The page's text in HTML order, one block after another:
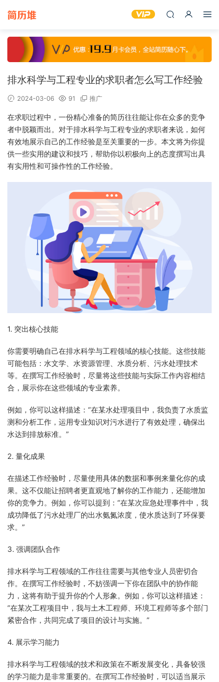
排水科学与工程专业的求职者怎么写工作经验
2024-03-06 91 推广
在求职过程中，一份精心准备的简历往往能让你在众多的竞争
者中脱颖而出。对于排水科学与工程专业的求职者来说，如何
有效地展示自己的工作经验是至关重要的一步。本文将为你提
供一些实用的建议和技巧，帮助你以积极向上的态度撰写出具
有实用性和可操作性的工作经验。
1. 突出核心技能
你需要明确自己在排水科学与工程领域的核心技能。这些技能
可能包括：水文学、水资源管理、水质分析、污水处理技术
等。在撰写工作经验时，尽量将这些技能与实际工作内容相结
合，展示你在这些领域的专业素养。
例如，你可以这样描述：“在某水处理项目中，我负责了水质监
测和分析工作，运用专业知识对污水进行了有效处理，确保出
水达到排放标准。”
2. 量化成果
在描述工作经验时，尽量使用具体的数据和事例来量化你的成
果。这不仅能让招聘者更直观地了解你的工作能力，还能增加
你的竞争力。例如，你可以提到：“在某次应急处理事件中，我
成功降低了污水处理厂的出水氨氮浓度，使水质达到了环保要
求。”
3. 强调团队合作
排水科学与工程领域的工作往往需要与其他专业人员密切合
作。在撰写工作经验时，不妨强调一下你在团队中的协作能
力，这将有助于提升你的个人形象。例如，你可以这样描述：
“在某次工程项目中，我与土木工程师、环境工程师等多个部门
紧密合作，共同完成了项目的设计与实施。”
4. 展示学习能力
排水科学与工程领域的技术和政策在不断发展变化，具备较强
的学习能力是非常重要的。在撰写工作经验时，可以适当展示